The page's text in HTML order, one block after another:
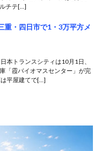
チテ[…]
重・四日市で1・3万平方メ
本トランスシティは10月1日、
「霞バイオマスセンター」が完
平屋建てで[…]